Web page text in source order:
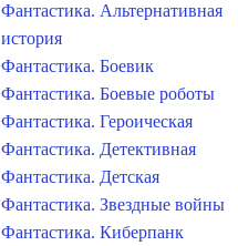
Фантастика. Альтернативная
история
Фантастика. Боевик
Фантастика. Боевые роботы
Фантастика. Героическая
Фантастика. Детективная
Фантастика. Детская
Фантастика. Звездные войны
Фантастика. Киберпанк